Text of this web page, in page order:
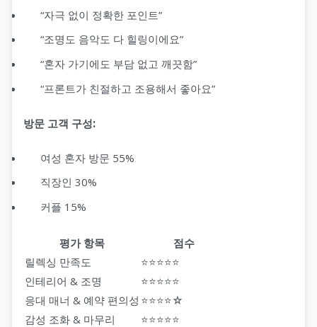
“자극 없이 정확한 포인트”
“조명도 음악도 다 힐링이에요”
“혼자 가기에도 부담 없고 깨끗함”
“프론트가 친절하고 조용해서 좋아요”
방문 고객 구성:
여성 혼자 방문 55%
직장인 30%
커플 15%
평가 항목
점수
릴렉싱 만족도
⭐⭐⭐⭐⭐
인테리어 & 조명
⭐⭐⭐⭐⭐
응대 매너 & 예약 편의성 ⭐⭐⭐⭐☆
감성 조화 & 마무리
⭐⭐⭐⭐⭐